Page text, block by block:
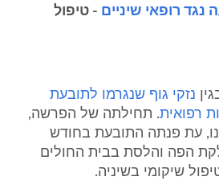
נגד רופאי שיניים - טיפול
נזקי גוף שנגרמו לתובעת
רפואית. תחילתה של הפרשה,
עת פנתה התובעת בחודש
1989 למחלקת הפה והלסת בבית החולים
שיקומי בשיניה.